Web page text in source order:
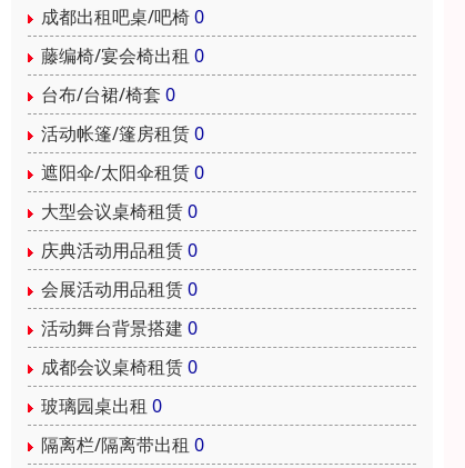
成都出租吧桌/吧椅0
藤编椅/宴会椅出租 0
台布/台裙/椅套 0
活动帐篷/篷房租赁0
遮阳伞/太阳伞租赁0
大型会议桌椅租赁0
庆典活动用品租赁0
会展活动用品租赁0
活动舞台背景搭建 0
成都会议桌椅租赁0
玻璃园桌出租 0
隔离栏/隔离带出租 0